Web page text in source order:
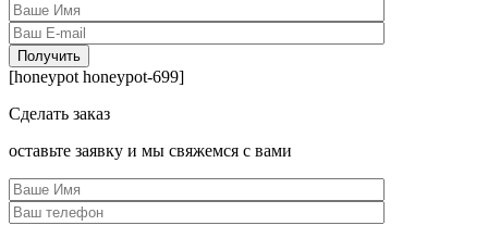
[honeypot honeypot-699]
Сделать заказ
оcтавьте заявку и мы свяжемся с вами